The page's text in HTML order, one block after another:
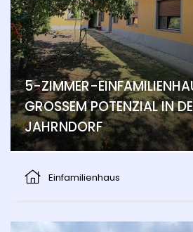
5-ZIMMER-
GROSSEM POTENZIAL IN
JAHRNDORF
Einfamilienhaus